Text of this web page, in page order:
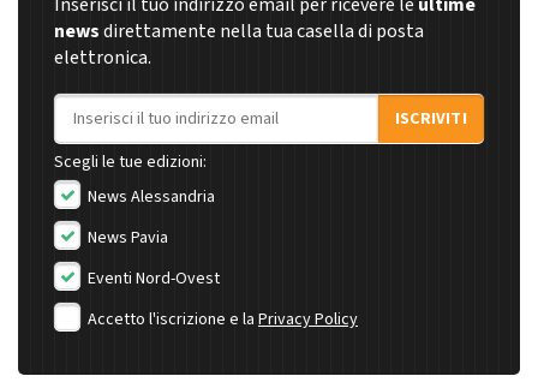
newsdirettamente nella tua casella di posta
elettronica.
Indirizzo email
ISCRIVITI
Scegli le tue edizioni:
News Alessandria
News Pavia
Eventi Nord-Ovest
Accetto l'iscrizione e la Privacy Policy